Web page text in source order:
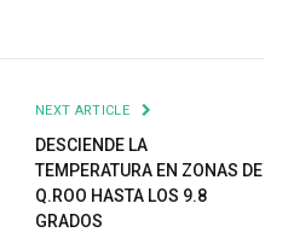
NEXT ARTICLE
DESCIENDE LA
TEMPERATURA EN ZONAS DE
Q.ROO HASTA LOS 9.8
GRADOS